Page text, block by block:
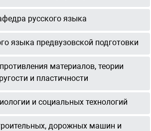
русского языка
языка предвузовской подготовки
материалов, теории
и пластичности
и социальных технологий
дорожных машин и